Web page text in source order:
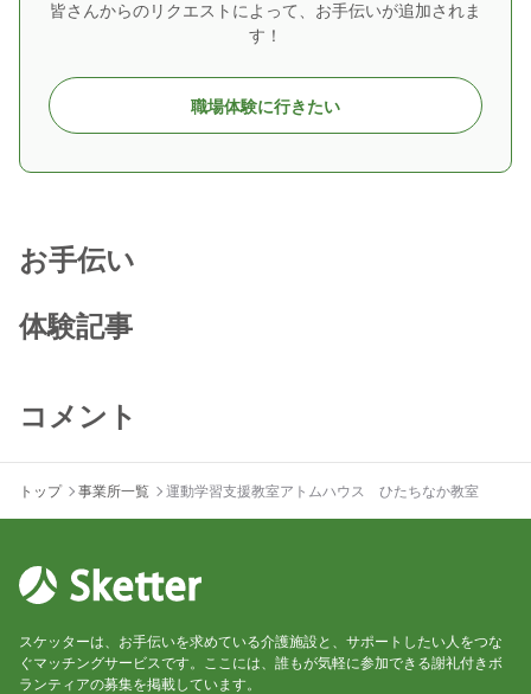
皆さんからのリクエストによって、お手伝いが追加されま
す！
職場体験に行きたい
お手伝い
体験記事
コメント
トップ 事業所一覧 運動学習支援教室アトムハウス ひたちなか教室
スケッターは、お手伝いを求めている介護施設と、サポートしたい人をつな
ぐマッチングサービスです。ここには、誰もが気軽に参加できる謝礼付きボ
ランティアの募集を掲載しています。